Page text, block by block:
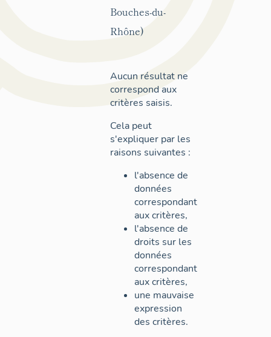
Bouches-du-
Rhône)
Aucun résultat ne
correspond aux
critères saisis.
Cela peut
s'expliquer par les
raisons suivantes :
l'absence de
données
correspondant
aux critères,
l'absence de
droits sur les
données
correspondant
aux critères,
une mauvaise
expression
des critères.